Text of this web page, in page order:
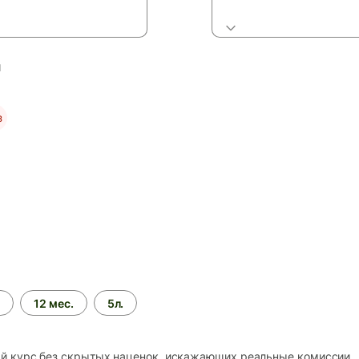
12 мес. 5л.
без скрытых наценок, искажающих реальные комиссии.